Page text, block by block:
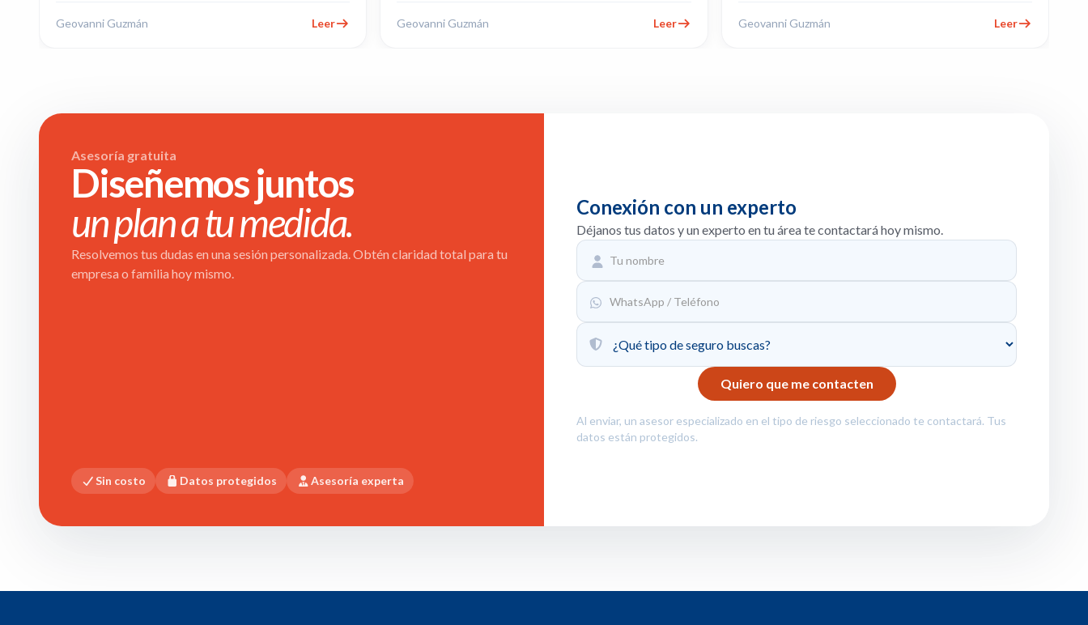
Geovanni Guzmán Leer Geovanni Guzmán Leer Geovanni Guzmán Leer
Asesoría gratuita
Diseñemos juntos
un plan a tu medida.
Resolvemos tus dudas en una sesión personalizada. Obtén claridad total para tu
empresa o familia hoy mismo.
Sin costo Datos protegidos Asesoría experta
Conexión con un experto
Déjanos tus datos y un experto en tu área te contactará hoy mismo.
Al enviar, un asesor especializado en el tipo de riesgo seleccionado te contactará. Tus
datos están protegidos.